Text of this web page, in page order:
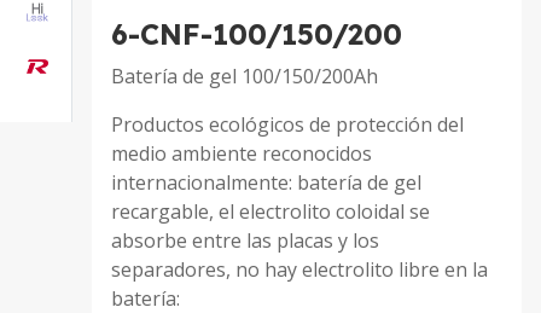
6-CNF-100/150/200
Batería de gel 100/150/200Ah
Productos ecológicos de protección del
medio ambiente reconocidos
internacionalmente: batería de gel
recargable, el electrolito coloidal se
absorbe entre las placas y los
separadores, no hay electrolito libre en la
batería: